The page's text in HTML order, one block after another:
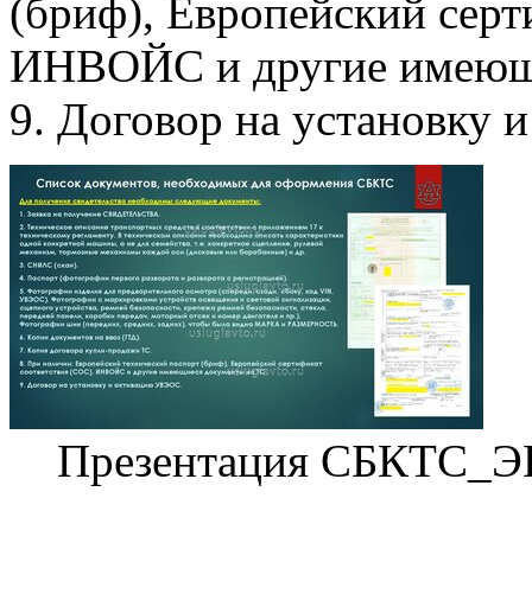
(бриф), Европейский
ИНВОЙС и другие
9. Договор на
Презентация